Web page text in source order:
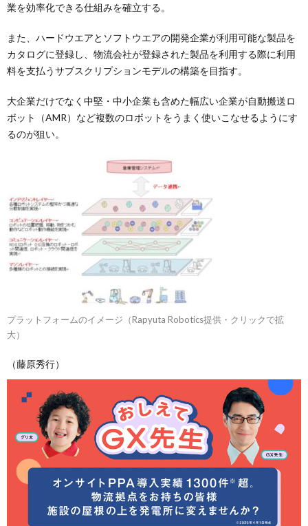
業を効率化できる仕組みを確立する。
また、ハードウエアとソフトウエアの開発企業が利用可能な製品を
カタログに登録し、物流会社が登録された製品を利用する際に利用
料を支払うサブスクリプションモデルの構築を目指す。
大企業だけでなく中堅・中小企業も含めた幅広い企業が自動搬送ロ
ボット（AMR）など複数のロボットをうまく使いこなせるようにす
るのが狙い。
プラットフォームのイメージ（Rapyuta Robotics提供・クリックで拡
大）
（藤原秀行）